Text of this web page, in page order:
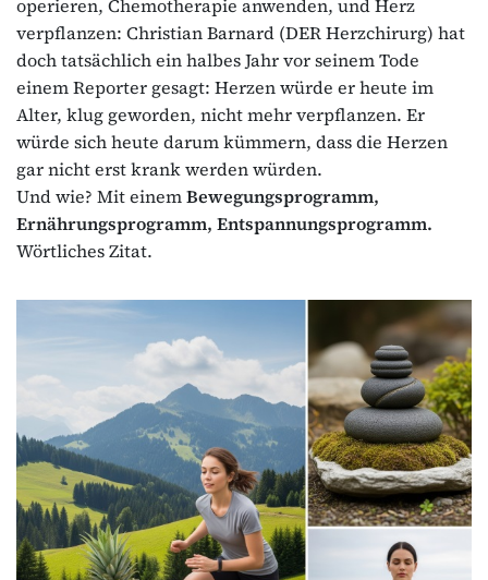
operieren, Chemotherapie anwenden, und Herz
verpflanzen: Christian Barnard (DER Herzchirurg) hat
doch tatsächlich ein halbes Jahr vor seinem Tode
einem Reporter gesagt: Herzen würde er heute im
Alter, klug geworden, nicht mehr verpflanzen. Er
würde sich heute darum kümmern, dass die Herzen
gar nicht erst krank werden würden.
Und wie? Mit einemBewegungsprogramm,
Ernährungsprogramm, Entspannungsprogramm.
Wörtliches Zitat.